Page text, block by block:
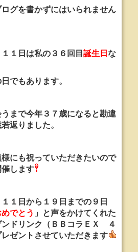
グを書かずにはいられません
１日は私の３６回目誕生日な
でもあります。
まで今年３７歳になると勘違
返りました。
にも祝っていただきたいので
します
１日から１９日までの９日
でとう 」と声をかけてくれた
ンドリンク（ＢＢコラＥＸ ４
ゼントさせていただきます